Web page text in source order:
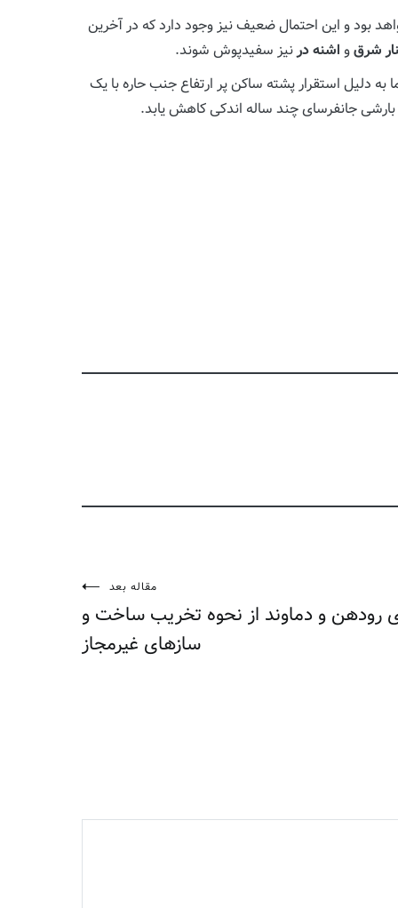
2500 متر از سطح دریا به شکل برف خالص خواهد بود و این احتمال ضعیف نیز وجود دارد که در آخرین
شرقو اشنه درنیز سفیدپوش شوند.
دلیل استقرار پشته ساکن پر ارتفاع جنب حاره با یک
بارشی جانفرسای چند ساله اندکی کاهش یابد.
مقاله بعد
رودهن و دماوند از نحوه تخریب ساخت و
سازهای غیرمجاز